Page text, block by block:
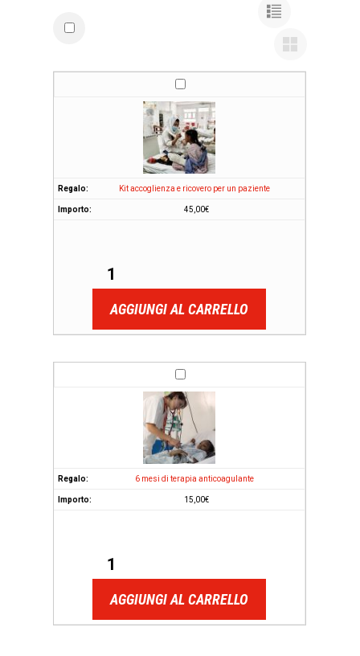
Kit accoglienza e ricovero per un paziente
45,00€
AGGIUNGI AL CARRELLO
6 mesi di terapia anticoagulante
15,00€
AGGIUNGI AL CARRELLO